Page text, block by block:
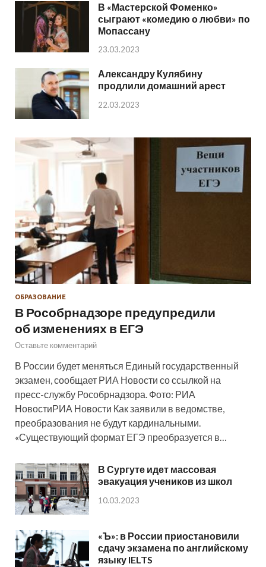
В «Мастерской Фоменко»
сыграют «комедию о любви» по
Мопассану
23.03.2023
Александру Кулябину
продлили домашний арест
22.03.2023
ОБРАЗОВАНИЕ
В Рособрнадзоре предупредили
об изменениях в ЕГЭ
Оставьте комментарий
В России будет меняться Единый государственный
экзамен, сообщает РИА Новости со ссылкой на
пресс-службу Рособрнадзора. Фото: РИА
НовостиРИА Новости Как заявили в ведомстве,
преобразования не будут кардинальными.
«Существующий формат ЕГЭ преобразуется в…
В Сургуте идет массовая
эвакуация учеников из школ
10.03.2023
«Ъ»: в России приостановили
сдачу экзамена по английскому
языку IELTS